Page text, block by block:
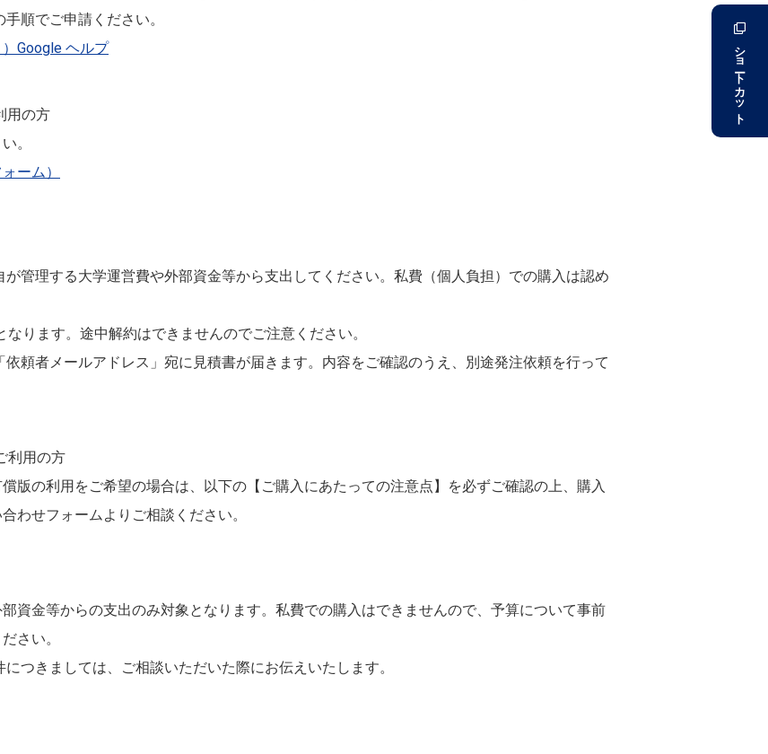
順でご申請ください。
）Google ヘルプ
用の方
。
ーム）
管理する大学運営費や外部資金等から支出してください。私費（個人負担）での購入は認め
ります。途中解約はできませんのでご注意ください。
頼者メールアドレス」宛に見積書が届きます。内容をご確認のうえ、別途発注依頼を行って
利用の方
版の利用をご希望の場合は、以下の【ご購入にあたっての注意点】を必ずご確認の上、購入
わせフォームよりご相談ください。
資金等からの支出のみ対象となります。私費での購入はできませんので、予算について事前
さい。
つきましては、ご相談いただいた際にお伝えいたします。
ショートカット